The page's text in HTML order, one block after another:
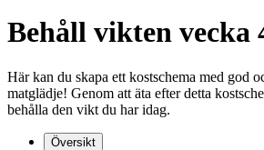
Behåll vikten vecka
Här kan du skapa ett kostschema med god
matglädje! Genom att äta efter detta
behålla den vikt du har idag.
Översikt